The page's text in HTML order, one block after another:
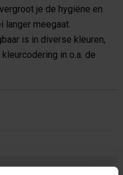
je de hygiëne en
langer meegaat.
is in diverse kleuren,
in o.a. de